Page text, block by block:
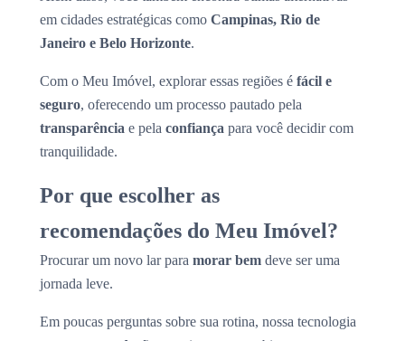
em cidades estratégicas como Campinas, Rio de
Janeiro e Belo Horizonte.
Com o Meu Imóvel, explorar essas regiões é fácil e
seguro, oferecendo um processo pautado pela
transparência e pela confiança para você decidir com
tranquilidade.
Por que escolher as
recomendações do Meu Imóvel?
Procurar um novo lar para morar bem deve ser uma
jornada leve.
Em poucas perguntas sobre sua rotina, nossa tecnologia